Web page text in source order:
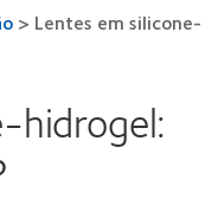
> Lentes em silicone-
hidrogel: